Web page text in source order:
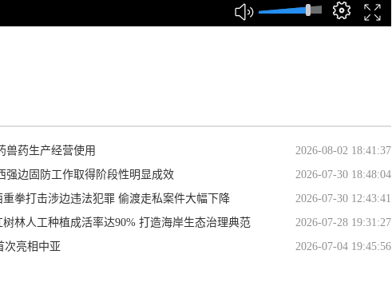
兽药生产经营使用
2026-08-02 18:41:37
强边固防工作取得阶段性明显成效
2026-07-30 18:48:04
重拳打击涉边违法犯罪 偷渡走私案件大幅下降
2026-07-30 12:43:41
树林人工种植成活率达90% 打造海岸生态治理典范
2026-07-28 19:31:27
次亮相中亚 2026-07-04 19:45:56